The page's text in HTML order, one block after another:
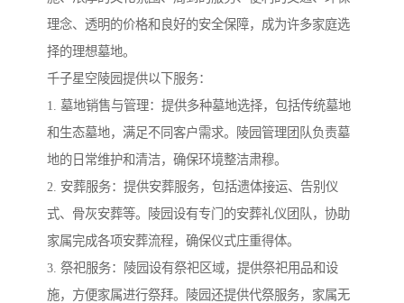
理念、透明的价格和良好的安全保障，成为许多家庭选
择的理想墓地。
千子星空陵园提供以下服务：
1. 墓地销售与管理：提供多种墓地选择，包括传统墓地
和生态墓地，满足不同客户需求。陵园管理团队负责墓
地的日常维护和清洁，确保环境整洁肃穆。
2. 安葬服务：提供安葬服务，包括遗体接运、告别仪
式、骨灰安葬等。陵园设有专门的安葬礼仪团队，协助
家属完成各项安葬流程，确保仪式庄重得体。
3. 祭祀服务：陵园设有祭祀区域，提供祭祀用品和设
施，方便家属进行祭拜。陵园还提供代祭服务，家属无